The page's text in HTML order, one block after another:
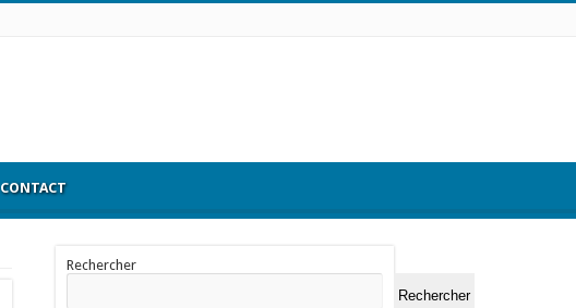
CONTACT
Rechercher
Rechercher